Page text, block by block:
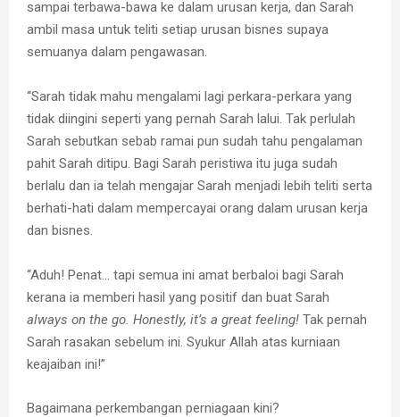
sampai terbawa-bawa ke dalam urusan kerja, dan Sarah
ambil masa untuk teliti setiap urusan bisnes supaya
semuanya dalam pengawasan.
“Sarah tidak mahu mengalami lagi perkara-perkara yang
tidak diingini seperti yang pernah Sarah lalui. Tak perlulah
Sarah sebutkan sebab ramai pun sudah tahu pengalaman
pahit Sarah ditipu. Bagi Sarah peristiwa itu juga sudah
berlalu dan ia telah mengajar Sarah menjadi lebih teliti serta
berhati-hati dalam mempercayai orang dalam urusan kerja
dan bisnes.
“Aduh! Penat… tapi semua ini amat berbaloi bagi Sarah
kerana ia memberi hasil yang positif dan buat Sarah
always on the go. Honestly, it’s a great feeling! Tak pernah
Sarah rasakan sebelum ini. Syukur Allah atas kurniaan
keajaiban ini!”
Bagaimana perkembangan perniagaan kini?